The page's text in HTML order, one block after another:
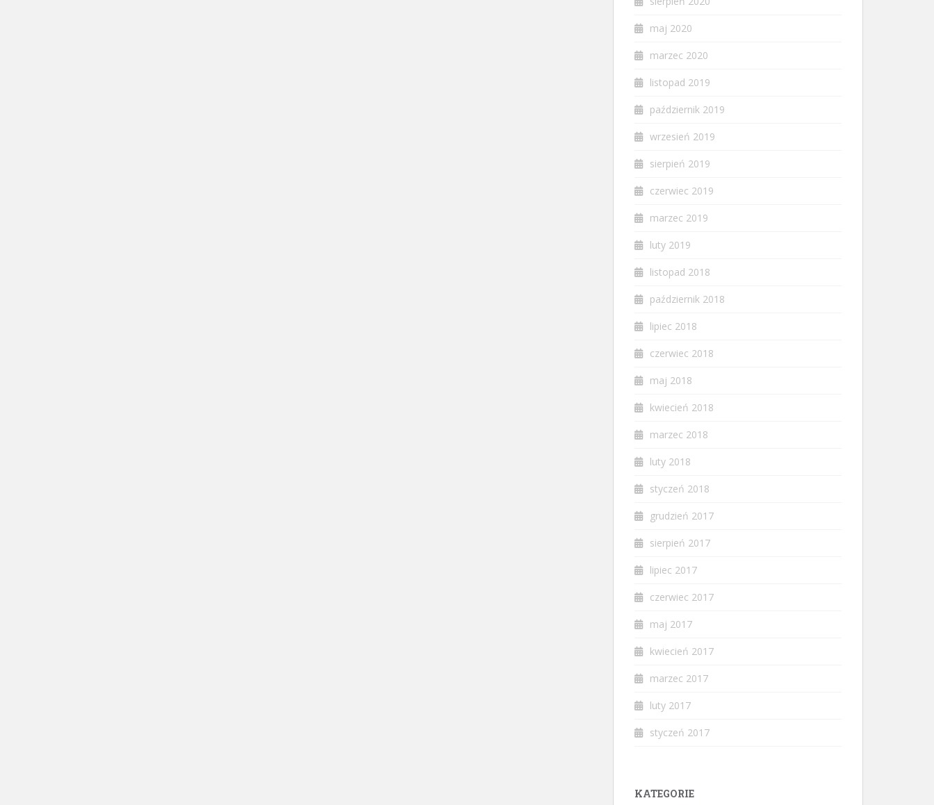
maj 2020
marzec 2020
listopad 2019
październik 2019
wrzesień 2019
sierpień 2019
czerwiec 2019
marzec 2019
luty 2019
listopad 2018
październik 2018
lipiec 2018
czerwiec 2018
maj 2018
kwiecień 2018
marzec 2018
luty 2018
styczeń 2018
grudzień 2017
sierpień 2017
lipiec 2017
czerwiec 2017
maj 2017
kwiecień 2017
marzec 2017
luty 2017
styczeń 2017
KATEGORIE